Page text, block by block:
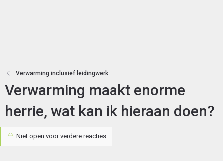
Verwarming inclusief leidingwerk
Verwarming maakt enorme
herrie, wat kan ik hieraan doen?
Niet open voor verdere reacties.